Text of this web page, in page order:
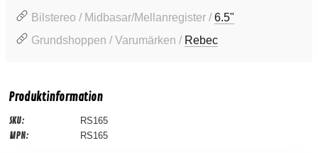
Bilstereo / Midbasar/Mellanregister /6.5"
Grundshoppen / Varumärken / Rebec
Produktinformation
SKU: RS165
MPN: RS165